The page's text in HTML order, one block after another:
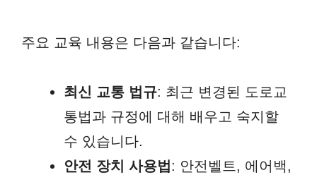
주요 교육 내용은 다음과 같습니다:
최신 교통 법규: 최근 변경된 도로교
통법과 규정에 대해 배우고 숙지할
수 있습니다.
안전 장치 사용법 : 안전벨트, 에어백,